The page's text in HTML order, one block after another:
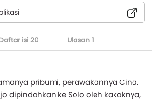
Daftar isi 20 Ulasan 1
pribumi, perawakannya Cina.
dipindahkan ke Solo oleh kakaknya,